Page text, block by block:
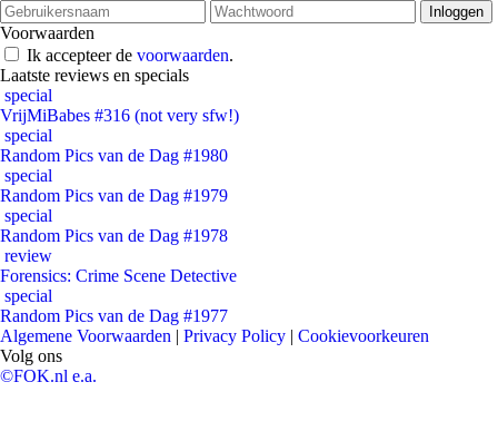
Voorwaarden
Ik accepteer de voorwaarden.
Laatste reviews en specials
special
VrijMiBabes #316 (not very sfw!)
special
Random Pics van de Dag #1980
special
Random Pics van de Dag #1979
special
Random Pics van de Dag #1978
review
Forensics: Crime Scene Detective
special
Random Pics van de Dag #1977
Algemene Voorwaarden | Privacy Policy | Cookievoorkeuren
Volg ons
©FOK.nl e.a.